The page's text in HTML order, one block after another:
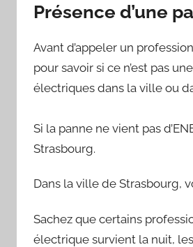
Présence d’une
Avant d’appeler un
pour savoir si ce n’est pas
électriques dans la ville ou
Si la panne ne vient pas
Strasbourg.
Dans la ville de Strasbourg,
Sachez que certains
électrique survient la nuit,